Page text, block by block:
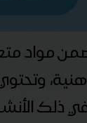
مواد
في ذلك